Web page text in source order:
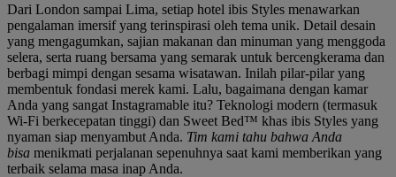
Dari London sampai Lima, setiap hotel ibis Styles menawarkan
pengalaman imersif yang terinspirasi oleh tema unik. Detail desain
yang mengagumkan, sajian makanan dan minuman yang menggoda
selera, serta ruang bersama yang semarak untuk bercengkerama dan
berbagi mimpi dengan sesama wisatawan. Inilah pilar-pilar yang
membentuk fondasi merek kami. Lalu, bagaimana dengan kamar
Anda yang sangat Instagramable itu? Teknologi modern (termasuk
Wi-Fi berkecepatan tinggi) dan Sweet Bed™ khas ibis Styles yang
nyaman siap menyambut Anda. Tim kami tahu bahwa Anda
bisa menikmati perjalanan sepenuhnya saat kami memberikan yang
terbaik selama masa inap Anda.